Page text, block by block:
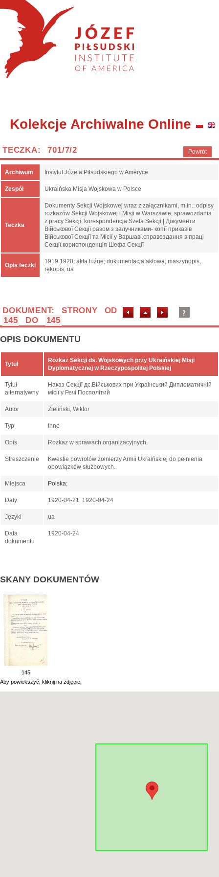
Kolekcje Archiwalne Online
Powrót
TECZKA: 701/7/2
Archiwum Instytut Józefa Piłsudskiego w Ameryce
Zespół Ukraińska Misja Wojskowa w Polsce
Teczka
Dokumenty Sekcji Wojskowej wraz z załącznikami, m.in.: odpisy
rozkazów Sekcji Wojskowej i Misji w Warszawie, sprawozdania
z pracy Sekcji, korespondencja Szefa Sekcji | Документи
Військової Секції разом з залучниками- копії приказів
Військової Секції та Місії у Варшаві.справоздання з праці
Секції.кориспонденція Шефа Секції
Opis teczki
1919 1920; akta luźne; dokumentacja aktowa; maszynopis,
rękopis; ua
DOKUMENT: STRONY OD
145
DO 145
OPIS DOKUMENTU
Tytuł
Rozkaz Sekcji ds. Wojskowych przy Ukraińskiej Misji
Dyplomatycznej w Rzeczypospolitej Polskiej
Tytuł
alternatywny
Наказ Секції дс.Військових при Украінський Дипломатичній
місії у Речі Посполітий
Autor Zieliński, Wiktor
Typ Inne
Opis Rozkaz w sprawach organizacyjnych.
Streszczenie
Kwestie powrotów żołnierzy Armii Ukraińskiej do pełnienia
obowiązków służbowych.
Miejsca Polska;
Daty 1920-04-21; 1920-04-24
Języki ua
Data
dokumentu
1920-04-24
SKANY DOKUMENTÓW
145
Aby powiekszyć, kliknij na zdjęcie.